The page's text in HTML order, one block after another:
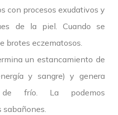
con procesos exudativos y
de la piel. Cuando se
brotes eczematosos.
un estancamiento de
y sangre) y genera
de frío. La podemos
sabañones.